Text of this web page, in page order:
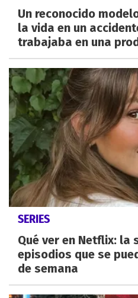
Un reconocido
la vida en un
trabajaba en una
SERIES
Qué ver en Netflix: la
episodios que se
de semana